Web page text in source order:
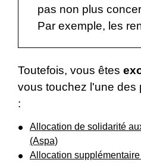
pas non plus
Par exemple, les
Toutefois, vous êtes
vous touchez l'une des
:
Allocation de solidarité
(Aspa)
Allocation